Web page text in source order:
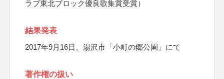
ラブ東北ブロック優良歌集賞受賞）
結果発表
2017年9月16日、湯沢市「小町の郷公園」にて
著作権の扱い